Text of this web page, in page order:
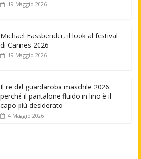
19 Maggio 2026
Michael Fassbender, il look al festival
di Cannes 2026
19 Maggio 2026
Il re del guardaroba maschile 2026:
perché il pantalone fluido in lino è il
capo più desiderato
4 Maggio 2026